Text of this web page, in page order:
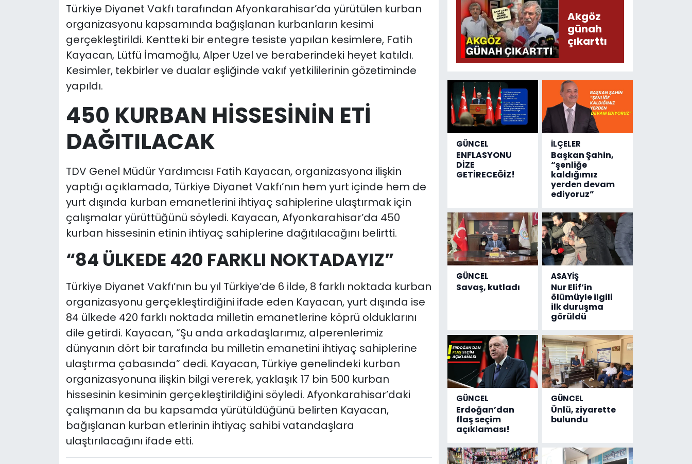
Türkiye Diyanet Vakfı tarafından Afyonkarahisar’da yürütülen kurban
organizasyonu kapsamında bağışlanan kurbanların kesimi
gerçekleştirildi. Kentteki bir entegre tesiste yapılan kesimlere, Fatih
Kayacan, Lütfü İmamoğlu, Alper Uzel ve beraberindeki heyet katıldı.
Kesimler, tekbirler ve dualar eşliğinde vakıf yetkililerinin gözetiminde
yapıldı.
450 KURBAN HİSSESİNİN ETİ
DAĞITILACAK
TDV Genel Müdür Yardımcısı Fatih Kayacan, organizasyona ilişkin
yaptığı açıklamada, Türkiye Diyanet Vakfı’nın hem yurt içinde hem de
yurt dışında kurban emanetlerini ihtiyaç sahiplerine ulaştırmak için
çalışmalar yürüttüğünü söyledi. Kayacan, Afyonkarahisar’da 450
kurban hissesinin etinin ihtiyaç sahiplerine dağıtılacağını belirtti.
“84 ÜLKEDE 420 FARKLI NOKTADAYIZ”
Türkiye Diyanet Vakfı’nın bu yıl Türkiye’de 6 ilde, 8 farklı noktada kurban
organizasyonu gerçekleştirdiğini ifade eden Kayacan, yurt dışında ise
84 ülkede 420 farklı noktada milletin emanetlerine köprü olduklarını
dile getirdi. Kayacan, “Şu anda arkadaşlarımız, alperenlerimiz
dünyanın dört bir tarafında bu milletin emanetini ihtiyaç sahiplerine
ulaştırma çabasında” dedi. Kayacan, Türkiye genelindeki kurban
organizasyonuna ilişkin bilgi vererek, yaklaşık 17 bin 500 kurban
hissesinin kesiminin gerçekleştirildiğini söyledi. Afyonkarahisar’daki
çalışmanın da bu kapsamda yürütüldüğünü belirten Kayacan,
bağışlanan kurban etlerinin ihtiyaç sahibi vatandaşlara
ulaştırılacağını ifade etti.
sayısı!
Akgöz
günah
çıkarttı
GÜNCEL
ENFLASYONU
DİZE
GETİRECEĞİZ!
İLÇELER
Başkan Şahin,
“şenliğe
kaldığımız
yerden devam
ediyoruz”
GÜNCEL
Savaş, kutladı
ASAYİŞ
Nur Elif’in
ölümüyle ilgili
ilk duruşma
görüldü
GÜNCEL
Erdoğan’dan
flaş seçim
açıklaması!
GÜNCEL
Ünlü, ziyarette
bulundu